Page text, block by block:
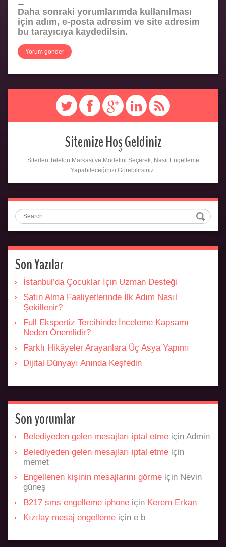
Daha sonraki yorumlarımda kullanılması
için adım, e-posta adresim ve site adresim
bu tarayıcıya kaydedilsin.
Sitemize Hoş Geldiniz
Siteden Telefon Markası ve Modelini Seçerek, Nasıl Engelleme
Yapabileceğinizi Görebilirsiniz.
Search
Son Yazılar
İstanbul’da Çocuklar İçin Uzman Desteği
Satın Alma Faaliyetlerinde İlk Adım Nasıl
Şekillenir?
Full Ekspertiz Tercihinde İnceleme Kapsamı
Neden Önemlidir?
Farklı Hikâyeler Arayanlara Üç Asya Yapımı
Dijital Dünyayı Anında Keşfedin
Son yorumlar
Belediyeden gelen mesajları iptal etme için Admin
Belediyeden gelen mesajları iptal etme için
memet
Engellenen kişinin mesajlarını görme için Nevin
güneş
B217 sms engelleme iphone için Kerem Erkan
Kızılay mesaj engelleme için e b